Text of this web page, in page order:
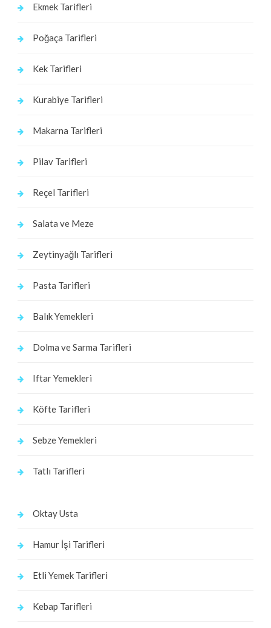
Ekmek Tarifleri
Poğaça Tarifleri
Kek Tarifleri
Kurabiye Tarifleri
Makarna Tarifleri
Pilav Tarifleri
Reçel Tarifleri
Salata ve Meze
Zeytinyağlı Tarifleri
Pasta Tarifleri
Balık Yemekleri
Dolma ve Sarma Tarifleri
Iftar Yemekleri
Köfte Tarifleri
Sebze Yemekleri
Tatlı Tarifleri
Oktay Usta
Hamur İşi Tarifleri
Etli Yemek Tarifleri
Kebap Tarifleri